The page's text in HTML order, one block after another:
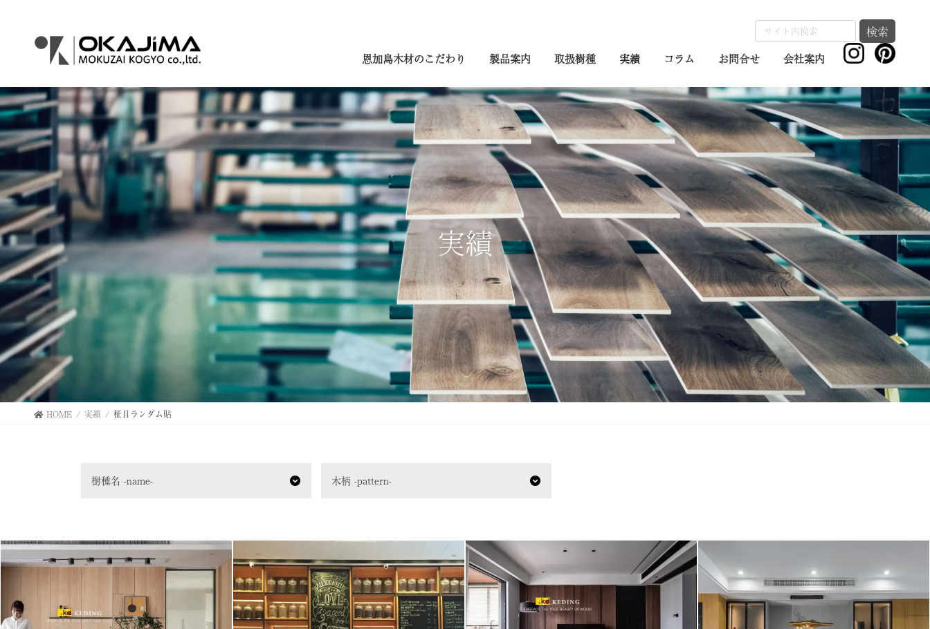
へ
ス
キ
ッ
プ
ョ
ン
に
移
動
恩加島木材のこだわり 製品案内 取扱樹種 実績 コラム お問合せ 会社案内
検索
実績
HOME 実績 柾目ランダム貼
樹種名 -name- 木柄 -pattern-